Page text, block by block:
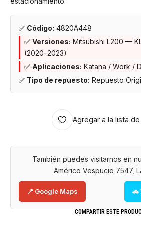
✅ Código: 4820A448
✅ Versiones: Mitsubishi L200 —
(2020–2023)
✅ Aplicaciones: Katana / Work /
✅ Tipo de repuesto: Repuesto
Agregar a la lista
También puedes visitarnos en
Américo Vespucio 7547,
📍 Google Maps 🚗
COMPARTIR ESTE